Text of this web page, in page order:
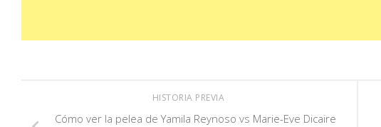
HISTORIA PREVIA
Cómo ver la pelea de Yamila Reynoso vs Marie-Eve Dicaire